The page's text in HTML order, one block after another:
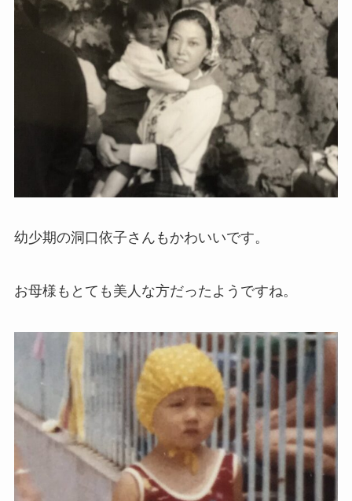
幼少期の洞口依子さんもかわいいです。
お母様もとても美人な方だったようですね。